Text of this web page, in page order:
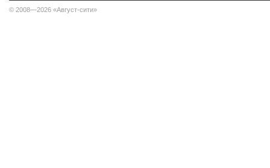
© 2008—2026 «Август-сити»